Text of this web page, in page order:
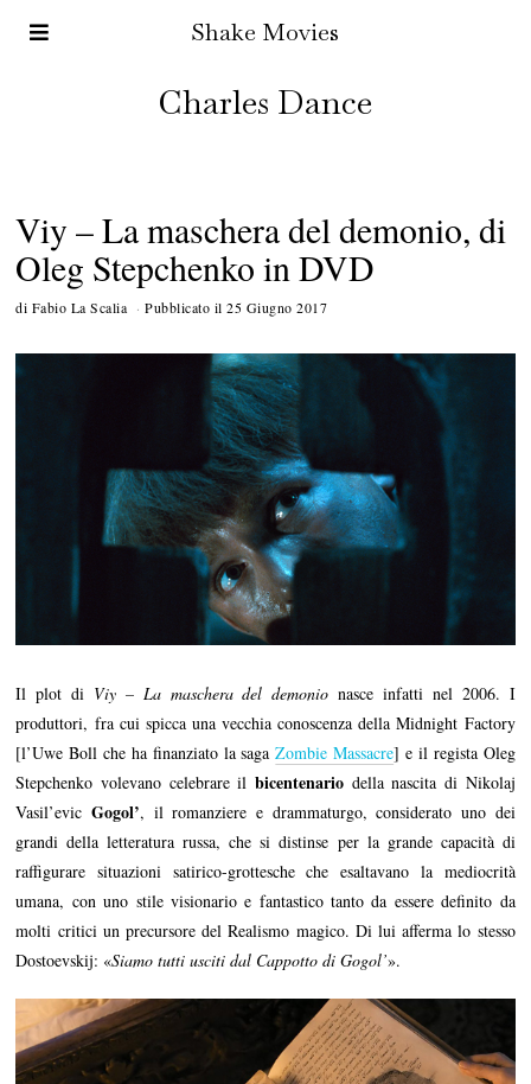
Shake Movies
Charles Dance
Viy – La maschera del demonio, di
Oleg Stepchenko in DVD
di Fabio La Scalia Pubblicato il 25 Giugno 2017
o
o
1
7
Il plot di Viy – La maschera del demonio nasce infatti nel 2006. I
produttori, fra cui spicca una vecchia conoscenza della Midnight Factory
[l’Uwe Boll che ha finanziato la sagaZombie Massacre] e il regista Oleg
Stepchenko volevano celebrare il bicentenario della nascita di Nikolaj
Vasil’evicGogol’, il romanziere e drammaturgo, considerato uno dei
grandi della letteratura russa, che si distinse per la grande capacità di
raffigurare situazioni satirico-grottesche che esaltavano la mediocrità
umana, con uno stile visionario e fantastico tanto da essere definito da
molti critici un precursore del Realismo magico. Di lui afferma lo stesso
Dostoevskij: «Siamo tutti usciti dal Cappotto di Gogol’».